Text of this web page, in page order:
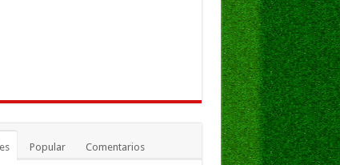
Popular Comentarios